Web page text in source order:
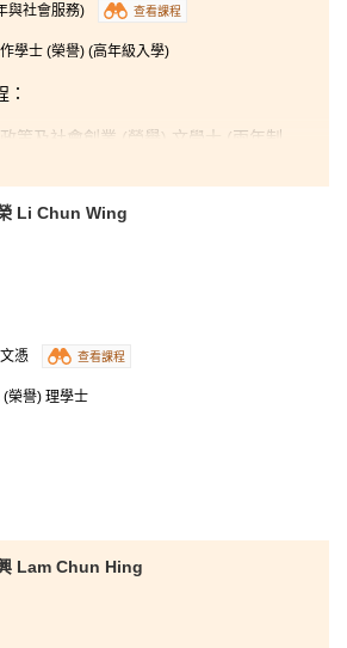
與社會服務)
查看課程
學士 (榮譽) (高年級入學)
：
策及社會創業 (榮譽) 文學士 (兩年制
年學及服務管理 (榮譽) 文學士 (兩年
學學士 (公共事務與管理) (高年級入
和很多⼈⼀樣感到不知所措，但⼜
。幸好得到學⽣發展資源中⼼的輔
幫助，才讓我慢慢適應新的校園⽣
的舒適圈，參加不同的學⽣團體，
繼續傳承這份精神。
Li Chun Wing
憑
查看課程
榮譽) 理學士
Lam Chun Hing